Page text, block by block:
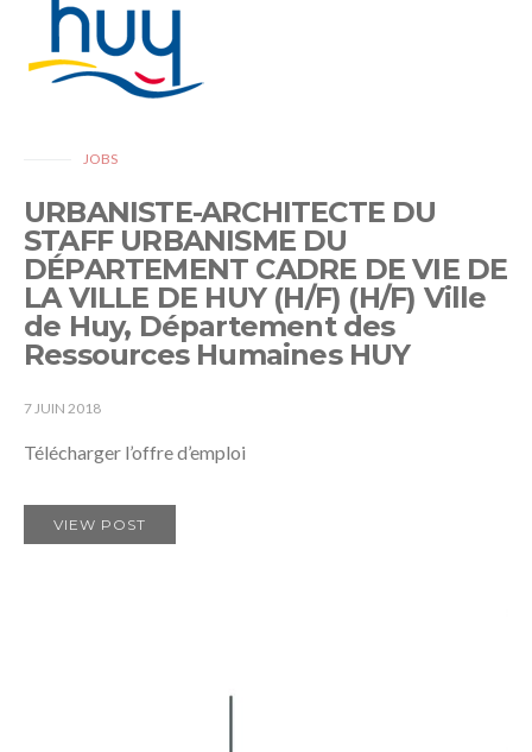
JOBS
URBANISTE-ARCHITECTE DU
STAFF URBANISME DU
DÉPARTEMENT CADRE DE VIE DE
LA VILLE DE HUY (H/F) (H/F) Ville
de Huy, Département des
Ressources Humaines HUY
7 JUIN 2018
Télécharger l’offre d’emploi
VIEW POST